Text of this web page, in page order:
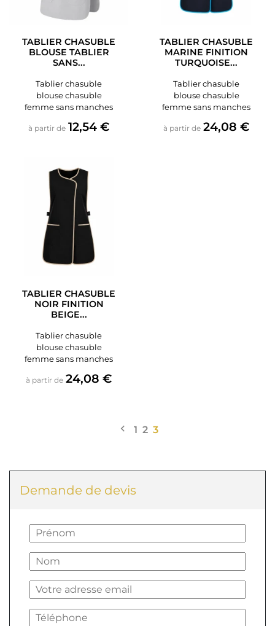
TABLIER CHASUBLE
BLOUSE TABLIER
SANS...
Tablier chasuble
blouse chasuble
femme sans manches
à partir de Prix
12,54 €
TABLIER CHASUBLE
MARINE FINITION
TURQUOISE...
Tablier chasuble
blouse chasuble
femme sans manches
à partir de Prix
24,08 €
TABLIER CHASUBLE
NOIR FINITION
BEIGE...
Tablier chasuble
blouse chasuble
femme sans manches
à partir de Prix
24,08 €
Précédent
 1 2 3
Demande de devis